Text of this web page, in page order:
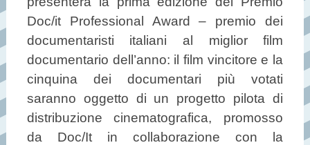
Doc/it Professional Award – premio dei
documentaristi italiani al miglior film
documentario dell’anno: il film vincitore e la
cinquina dei documentari più votati
saranno oggetto di un progetto pilota di
distribuzione cinematografica, promosso
da Doc/It in collaborazione con la